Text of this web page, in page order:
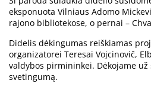
eksponuota Vilniaus Adomo
rajono bibliotekose, o pernai –
Didelis dėkingumas reiškiamas
organizatorei Teresai Vojcinovič,
valdybos pirmininkei. Dėkojame
svetingumą.